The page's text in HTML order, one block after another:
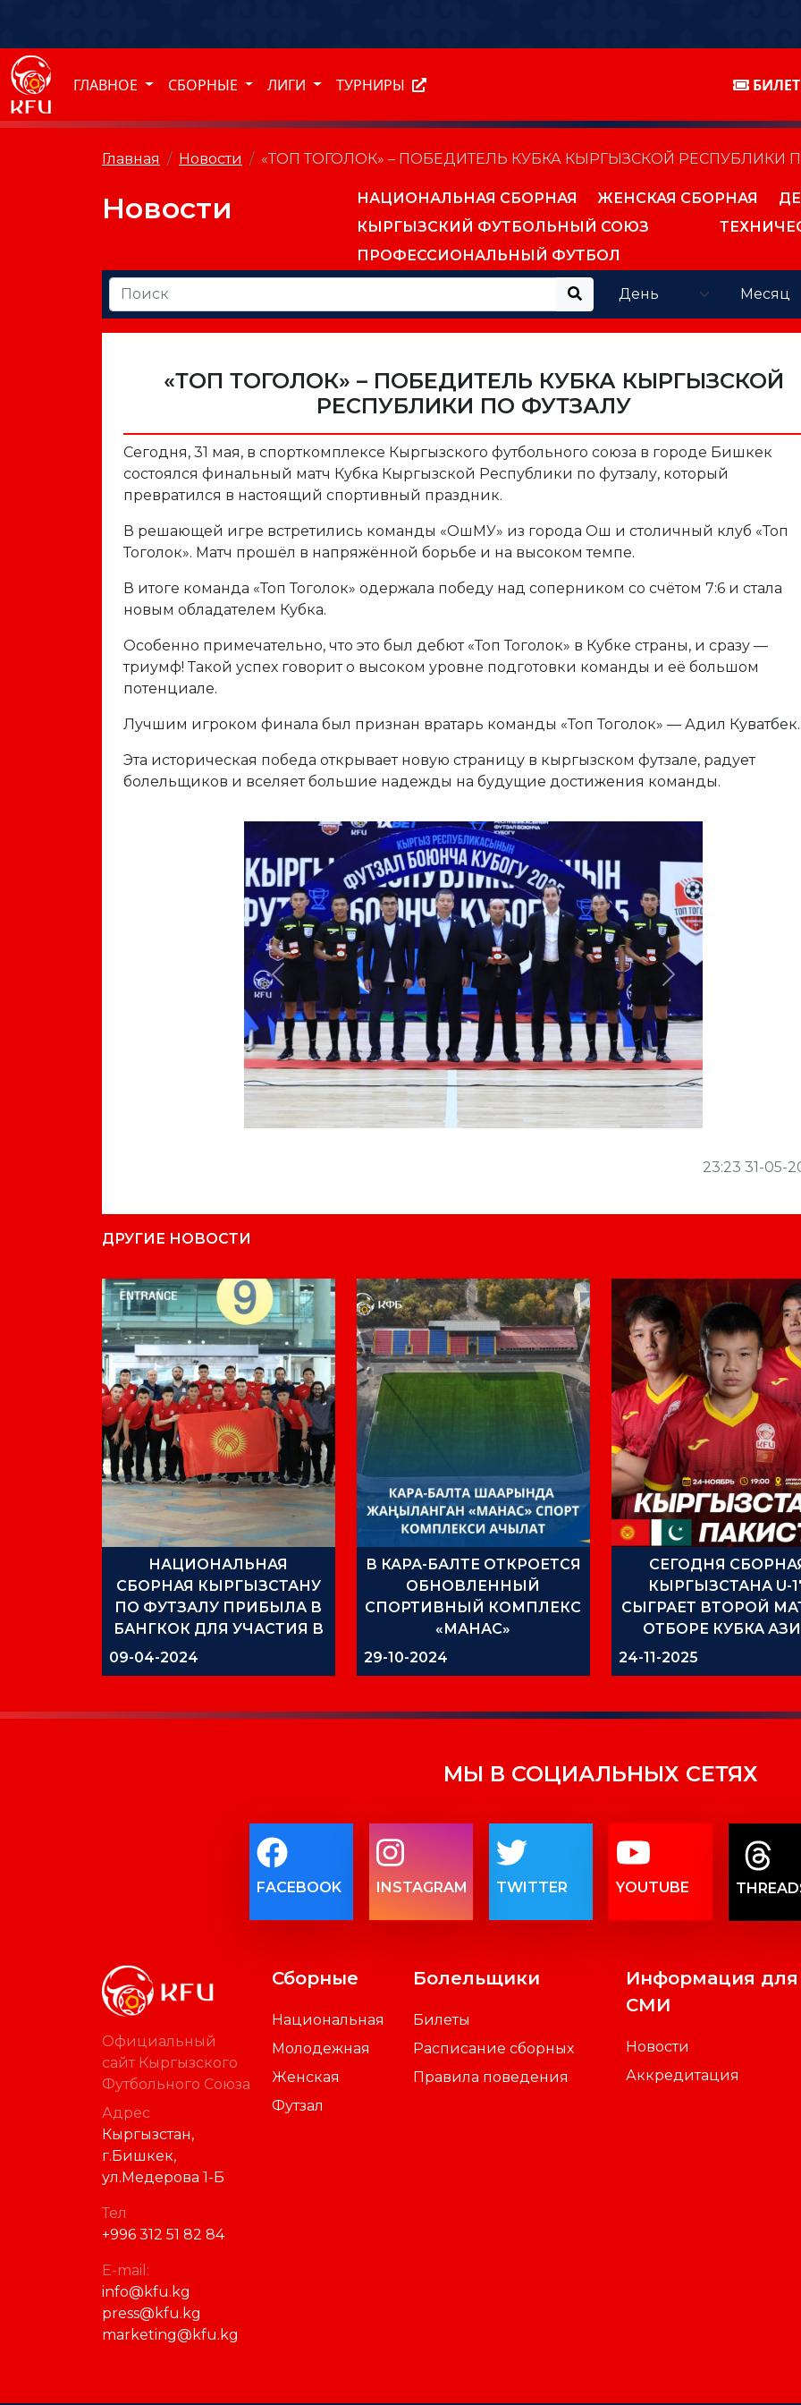
ГЛАВНОЕ СБОРНЫЕ ЛИГИ ТУРНИРЫ
Главная Новости «ТОП ТОГОЛОК» – ПОБЕДИТЕЛЬ КУБКА КЫРГЫЗСКОЙ РЕСПУБЛИКИ
Новости НАЦИОНАЛЬНАЯ СБОРНАЯ ЖЕНСКАЯ СБОРНАЯ
КЫРГЫЗСКИЙ ФУТБОЛЬНЫЙ СОЮЗ
ПРОФЕССИОНАЛЬНЫЙ ФУТБОЛ
«ТОП ТОГОЛОК» – ПОБЕДИТЕЛЬ КУБКА КЫРГЫЗСКОЙ
РЕСПУБЛИКИ ПО ФУТЗАЛУ
Сегодня, 31 мая, в спорткомплексе Кыргызского футбольного союза в городе Бишкек
состоялся финальный матч Кубка Кыргызской Республики по футзалу, который
превратился в настоящий спортивный праздник.
В решающей игре встретились команды «ОшМУ» из города Ош и столичный клуб «Топ
Тоголок». Матч прошёл в напряжённой борьбе и на высоком темпе.
В итоге команда «Топ Тоголок» одержала победу над соперником со счётом 7:6 и стала
новым обладателем Кубка.
Особенно примечательно, что это был дебют «Топ Тоголок» в Кубке страны, и сразу —
триумф! Такой успех говорит о высоком уровне подготовки команды и её большом
потенциале.
Лучшим игроком финала был признан вратарь команды «Топ Тоголок» — Адил Куватбек.
Эта историческая победа открывает новую страницу в кыргызском футзале, радует
болельщиков и вселяет большие надежды на будущие достижения команды.
Previous Next
23:23 31-05-
ДРУГИЕ НОВОСТИ
НАЦИОНАЛЬНАЯ
СБОРНАЯ КЫРГЫЗСТАНУ
ПО ФУТЗАЛУ ПРИБЫЛА В
БАНГКОК ДЛЯ УЧАСТИЯ В
КУБКЕ АЗИИ 2024
09-04-2024
В КАРА-БАЛТЕ ОТКРОЕТСЯ
ОБНОВЛЕННЫЙ
СПОРТИВНЫЙ КОМПЛЕКС
«МАНАС»
29-10-2024
СЕГОДНЯ
КЫРГЫЗСТАНА U-
СЫГРАЕТ ВТОРОЙ
ОТБОРЕ КУБКА
24-11-2025
МЫ В СОЦИАЛЬНЫХ СЕТЯХ
FACEBOOK INSTAGRAM TWITTER YOUTUBE
Официальный
сайт Кыргызского
Футбольного Союза
Адрес
Кыргызстан,
г.Бишкек,
ул.Медерова 1-Б
Тел
+996 312 51 82 84
E-mail:
info@kfu.kg
press@kfu.kg
marketing@kfu.kg
Сборные
Национальная
Молодежная
Женская
Футзал
Болельщики
Билеты
Расписание сборных
Правила поведения
Информация для
СМИ
Новости
Аккредитация